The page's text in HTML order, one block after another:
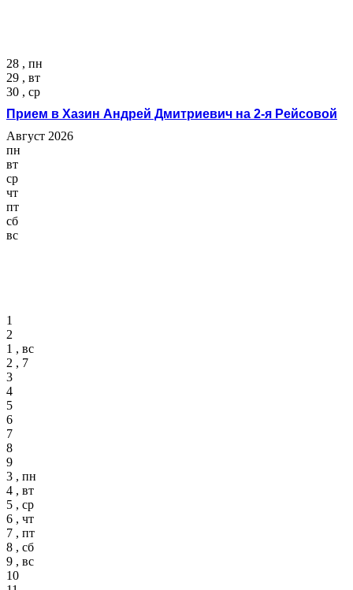
28 , пн
29 , вт
30 , ср
Прием в Хазин Андрей Дмитриевич на 2-я Рейсовой
Август 2026
пн
вт
ср
чт
пт
сб
вс
1
2
1 , вс
2 , 7
3
4
5
6
7
8
9
3 , пн
4 , вт
5 , ср
6 , чт
7 , пт
8 , сб
9 , вс
10